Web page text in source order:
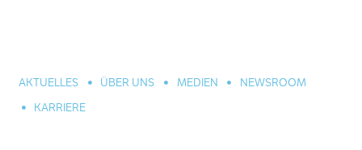
AKTUELLES ÜBER UNS MEDIEN
NEWSROOM
KARRIERE